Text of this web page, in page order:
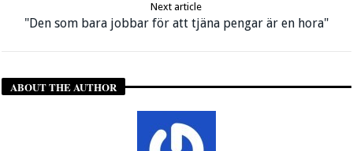
Next article
"Den som bara jobbar för att tjäna pengar är en hora"
ABOUT THE AUTHOR